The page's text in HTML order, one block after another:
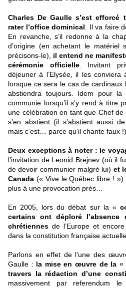
Charles De Gaulle s’est
rater l’office dominical . Il va faire
En revanche, s’il redonne à la
d’origine (en achetant le matériel
précisons-le), il entend ne
cérémonie officielle. Invitant
déjeuner à l’Elysée, il les conviera
lorsque ce sera le cas de cardinaux
abstiendra toujours. Idem pour la
communie lorsqu’il s’y rend à titre
une célébration en tant que Chef de
s’en abstient (il s’abstient aussi
mais c’est… parce qu’il chante faux !)
Deux exceptions à noter : le
l’invitation de Leonid Brejnev (où il
de devoir communier malgré lui) et
Canada (« Vive le Québec libre ! »)
plus à une provocation près…
En 2005, lors du débat sur la «
certains ont déploré l’absence
chrétiennes de l’Europe et
dans la constitution française
Parlons en effet de l’une des
Gaulle : la mise en œuvre de la «
travers la rédaction d’une
massivement par referendum